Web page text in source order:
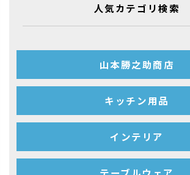
人気カテゴリ検索
山本勝之助商店
キッチン用品
インテリア